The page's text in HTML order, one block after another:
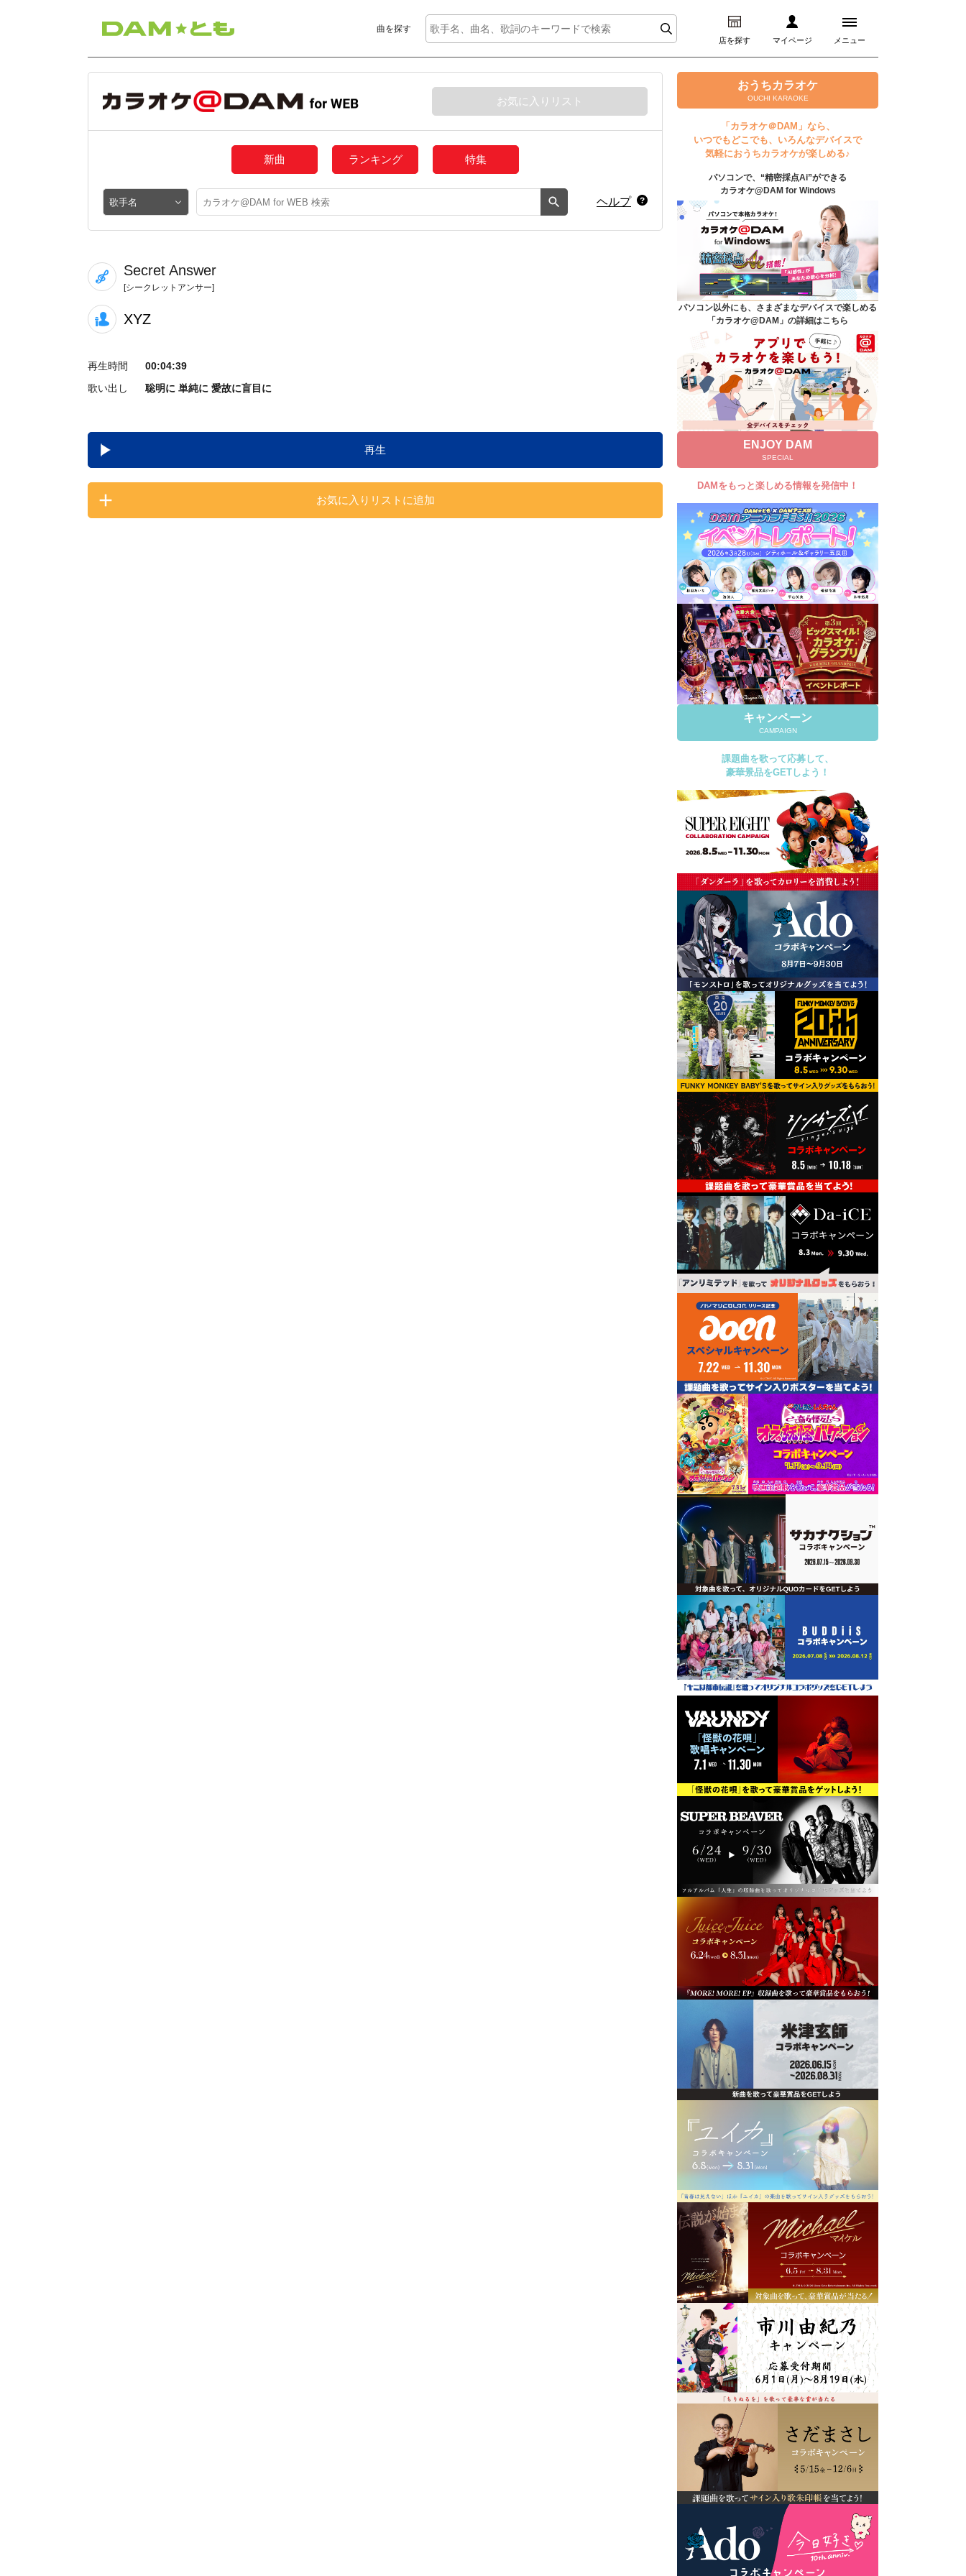
曲を探す
店を探す マイページ メニュー
ログイン
マイページ
プレミアムサービス
DAM★とも動画
DAM★とも録音
カラオケ＠DAM
ユーザー検索
キャンペーン
よくあるご質問
DAMの新曲・ランキングなど
カラオケ最新情報をチェック！
自宅でカラオケ歌い放題！
家族や友達と一緒に！練習にも！
お気に入りリスト
新曲 ランキング 特集
ヘルプ
Secret Answer
[シークレットアンサー]
XYZ
再生時間
00:04:39
歌い出し
聡明に 単純に 愛故に盲目に
再生
お気に入りリストに追加
おうちカラオケ
OUCHI KARAOKE
「カラオケ＠DAM」なら、
いつでもどこでも、いろんなデバイスで
気軽におうちカラオケが楽しめる♪
パソコンで、“精密採点Ai”ができる
カラオケ@DAM for Windows
パソコン以外にも、さまざまなデバイスで楽しめる
「カラオケ@DAM」の詳細はこちら
ENJOY DAM
SPECIAL
DAMをもっと楽しめる情報を発信中！
キャンペーン
CAMPAIGN
課題曲を歌って応募して、
豪華景品をGETしよう！